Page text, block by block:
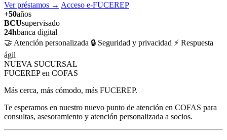
Ver préstamos → Acceso e-FUCEREP
+50años
BCUsupervisado
24hbanca digital
🤝 Atención personalizada 🔒 Seguridad y privacidad ⚡ Respuesta
ágil
NUEVA SUCURSAL
FUCEREP en COFAS
Más cerca, más cómodo, más FUCEREP.
Te esperamos en nuestro nuevo punto de atención en COFAS para
consultas, asesoramiento y atención personalizada a socios.